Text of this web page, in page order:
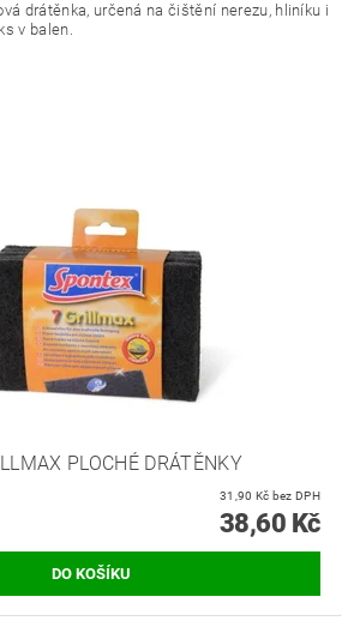
drátěnka, určená na čištění nerezu, hliníku i
v balen.
PLOCHÉ DRÁTĚNKY
31,90 Kč bez DPH
38,60 Kč